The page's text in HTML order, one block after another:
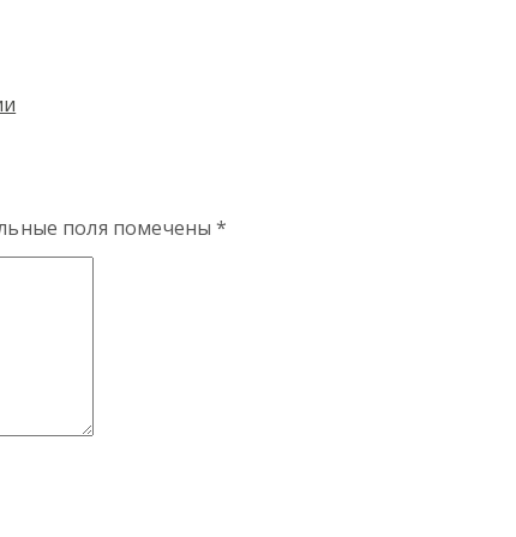
поля помечены*